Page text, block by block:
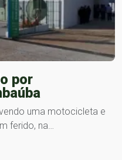
por
uma motocicleta e
ferido, na…